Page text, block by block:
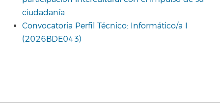
ciudadanía
Convocatoria Perfil Técnico: Informático/a I
(2026BDE043)